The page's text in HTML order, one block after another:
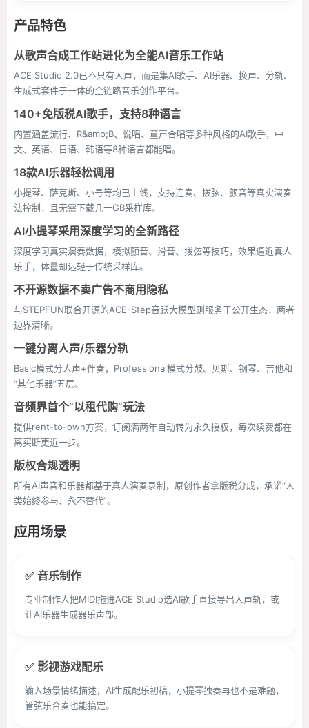
产品特色
从歌声合成工作站进化为全能AI音乐工作站
ACE Studio 2.0已不只有人声，而是集AI歌手、AI乐器、换声、分轨、
生成式套件于一体的全链路音乐创作平台。
140+免版税AI歌手，支持8种语言
内置涵盖流行、R&amp;B、说唱、童声合唱等多种风格的AI歌手，中
文、英语、日语、韩语等8种语言都能唱。
18款AI乐器轻松调用
小提琴、萨克斯、小号等均已上线，支持连奏、拨弦、颤音等真实演奏
法控制，且无需下载几十GB采样库。
AI小提琴采用深度学习的全新路径
深度学习真实演奏数据，模拟颤音、滑音、拨弦等技巧，效果逼近真人
乐手，体量却远轻于传统采样库。
不开源数据不卖广告不商用隐私
与STEPFUN联合开源的ACE-Step音跃大模型则服务于公开生态，两者
边界清晰。
一键分离人声/乐器分轨
Basic模式分人声+伴奏，Professional模式分鼓、贝斯、钢琴、吉他和
“其他乐器”五层。
音频界首个“以租代购”玩法
提供rent-to-own方案，订阅满两年自动转为永久授权，每次续费都在
离买断更近一步。
版权合规透明
所有AI声音和乐器都基于真人演奏录制，原创作者拿版税分成，承诺“人
类始终参与、永不替代”。
应用场景
✅ 音乐制作
专业制作人把MIDI拖进ACE Studio选AI歌手直接导出人声轨，或
让AI乐器生成器乐声部。
✅ 影视游戏配乐
输入场景情绪描述，AI生成配乐初稿，小提琴独奏再也不是难题，
管弦乐合奏也能搞定。